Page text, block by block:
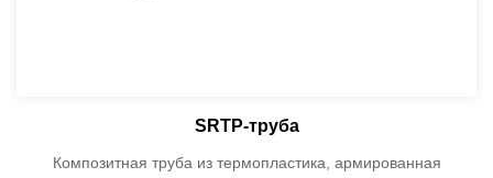
SRTP-труба
Композитная труба из термопластика, армированная